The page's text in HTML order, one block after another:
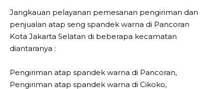
Jangkauan pelayanan pemesanan pengiriman dan
penjualan atap seng spandek warna di Pancoran
Kota Jakarta Selatan di beberapa kecamatan
diantaranya :
Pengiriman atap spandek warna di Pancoran,
Pengiriman atap spandek warna di Cikoko,